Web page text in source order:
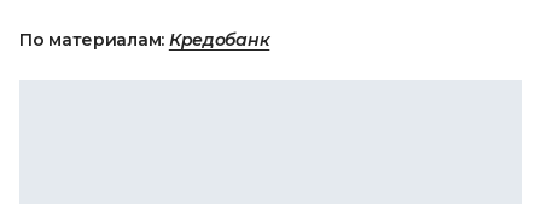
По материалам: Кредобанк